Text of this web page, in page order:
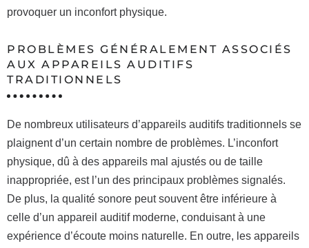
provoquer un inconfort physique.
PROBLÈMES GÉNÉRALEMENT ASSOCIÉS
AUX APPAREILS AUDITIFS
TRADITIONNELS
De nombreux utilisateurs d’appareils auditifs traditionnels se
plaignent d’un certain nombre de problèmes. L’inconfort
physique, dû à des appareils mal ajustés ou de taille
inappropriée, est l’un des principaux problèmes signalés.
De plus, la qualité sonore peut souvent être inférieure à
celle d’un appareil auditif moderne, conduisant à une
expérience d’écoute moins naturelle. En outre, les appareils